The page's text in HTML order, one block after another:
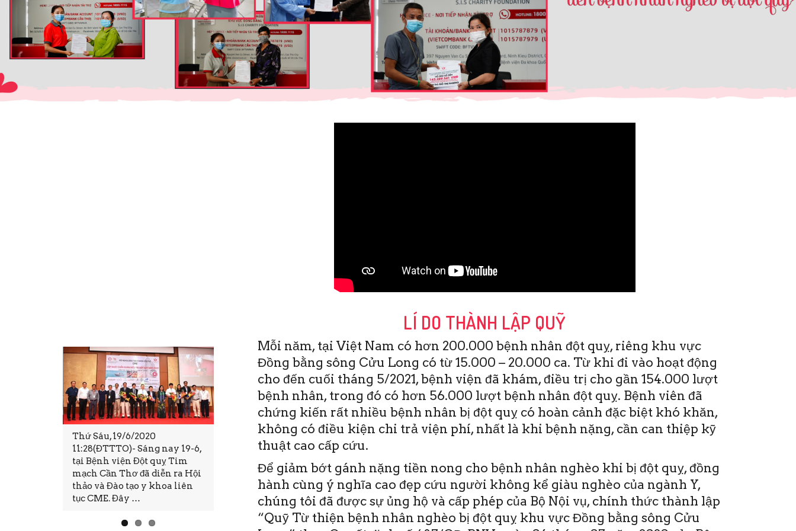
Thứ Sáu, 19/6/2020
11:28(ĐTTTO)- Sáng nay 19-6,
tại Bệnh viện Đột quỵ Tim
mạch Cần Thơ đã diễn ra Hội
thảo và Đào tạo y khoa liên
tục CME. Đây …
Trong cuộc đời, ai cũng mong
có cuộc sống đầy đủ, hạnh
phúc và bình an. Tuy nhiên,
không phải lúc nào mong
ước đó cũng là hiện thực.
Bệnh viện (BV) Đột quỵ Tim
“Quỹ Từ thiện bệnh nhân
(BN) nghèo bị đột quỵ khu vực
ĐBSCL”. Quỹ hoạt động
không vì …
Thứ Sáu, 19/6/2020
tại Bệnh viện Đột quỵ Tim
mạch Cần Thơ đã diễn ra Hội
thảo và Đào tạo y khoa liên
tục CME. Đây …
LÍ DO THÀNH LẬP QUỸ
Mỗi năm, tại Việt Nam có hơn 200.000 bệnh nhân đột quỵ, riêng khu vực
Đồng bằng sông Cửu Long có từ 15.000 – 20.000 ca. Từ khi đi vào hoạt động
cho đến cuối tháng 5/2021, bệnh viện đã khám, điều trị cho gần 154.000 lượt
bệnh nhân, trong đó có hơn 56.000 lượt bệnh nhân đột quỵ. Bệnh viên đã
chứng kiến rất nhiều bệnh nhân bị đột quỵ có hoàn cảnh đặc biệt khó khăn,
không có điều kiện chi trả viện phí, nhất là khi bệnh nặng, cần can thiệp kỹ
thuật cao cấp cứu.
Để giảm bớt gánh nặng tiền nong cho bệnh nhân nghèo khi bị đột quỵ, đồng
hành cùng ý nghĩa cao đẹp cứu người không kể giàu nghèo của ngành Y,
chúng tôi đã được sự ủng hộ và cấp phép của Bộ Nội vụ, chính thức thành lập
“Quỹ Từ thiện bệnh nhân nghèo bị đột quỵ khu vực Đồng bằng sông Cửu